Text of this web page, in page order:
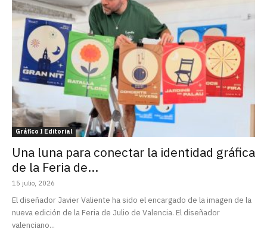
Gráfico I Editorial
Una luna para conectar la identidad gráfica
de la Feria de...
15 julio, 2026
El diseñador Javier Valiente ha sido el encargado de la imagen de la
nueva edición de la Feria de Julio de Valencia. El diseñador
valenciano...